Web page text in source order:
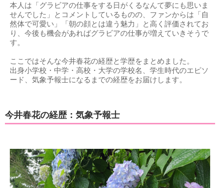
本人は「グラビアの仕事をする日がくるなんて夢にも思いま
せんでした」とコメントしているものの、ファンからは「自
然体で可愛い」「朝の顔とは違う魅力」と高く評価されてお
り、今後も機会があればグラビアの仕事が増えていきそうで
す。
ここではそんな今井春花の経歴と学歴をまとめました。
出身小学校・中学・高校・大学の学校名、学生時代のエピソ
ード、気象予報士になるまでの経歴をお届けします。
今井春花の経歴：気象予報士